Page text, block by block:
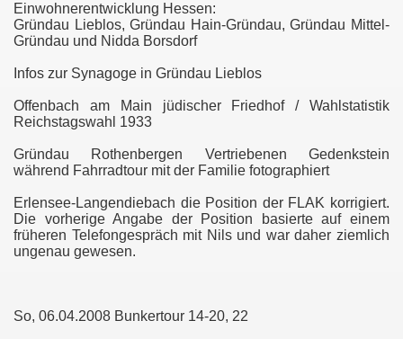
Einwohnerentwicklung Hessen:
Gründau Lieblos, Gründau Hain-Gründau, Gründau Mittel-
Gründau und Nidda Borsdorf
Infos zur Synagoge in Gründau Lieblos
Offenbach am Main jüdischer Friedhof / Wahlstatistik
Reichstagswahl 1933
Gründau Rothenbergen Vertriebenen Gedenkstein
während Fahrradtour mit der Familie fotographiert
Erlensee-Langendiebach die Position der FLAK korrigiert.
Die vorherige Angabe der Position basierte auf einem
früheren Telefongespräch mit Nils und war daher ziemlich
ungenau gewesen.
So, 06.04.2008 Bunkertour 14-20, 22